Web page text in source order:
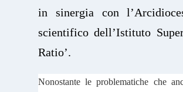
in sinergia con
scientifico dell’Istituto
Ratio’.
Nonostante le problematiche che